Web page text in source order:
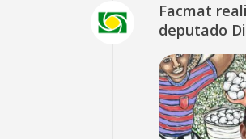
Facmat
deputado